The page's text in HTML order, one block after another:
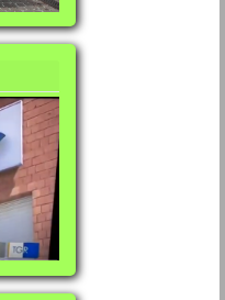
VideoGallery Sol